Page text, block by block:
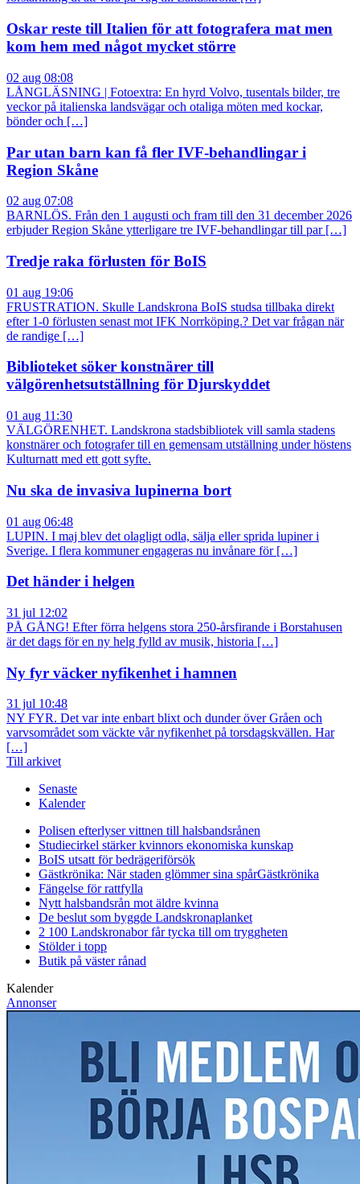
Oskar reste till Italien för att fotografera mat men
kom hem med något mycket större
02 aug 08:08
LÅNGLÄSNING | Fotoextra: En hyrd Volvo, tusentals bilder, tre
veckor på italienska landsvägar och otaliga möten med kockar,
bönder och […]
Par utan barn kan få fler IVF-behandlingar i
Region Skåne
02 aug 07:08
BARNLÖS. Från den 1 augusti och fram till den 31 december 2026
erbjuder Region Skåne ytterligare tre IVF-behandlingar till par […]
Tredje raka förlusten för BoIS
01 aug 19:06
FRUSTRATION. Skulle Landskrona BoIS studsa tillbaka direkt
efter 1-0 förlusten senast mot IFK Norrköping.? Det var frågan när
de randige […]
Biblioteket söker konstnärer till
välgörenhetsutställning för Djurskyddet
01 aug 11:30
VÄLGÖRENHET. Landskrona stadsbibliotek vill samla stadens
konstnärer och fotografer till en gemensam utställning under höstens
Kulturnatt med ett gott syfte.
Nu ska de invasiva lupinerna bort
01 aug 06:48
LUPIN. I maj blev det olagligt odla, sälja eller sprida lupiner i
Sverige. I flera kommuner engageras nu invånare för […]
Det händer i helgen
31 jul 12:02
PÅ GÅNG! Efter förra helgens stora 250-årsfirande i Borstahusen
är det dags för en ny helg fylld av musik, historia […]
Ny fyr väcker nyfikenhet i hamnen
31 jul 10:48
NY FYR. Det var inte enbart blixt och dunder över Gråen och
varvsområdet som väckte vår nyfikenhet på torsdagskvällen. Har
[…]
Till arkivet
Senaste
Kalender
Polisen efterlyser vittnen till halsbandsrånen
Studiecirkel stärker kvinnors ekonomiska kunskap
BoIS utsatt för bedrägeriförsök
Gästkrönika: När staden glömmer sina spårGästkrönika
Fängelse för rattfylla
Nytt halsbandsrån mot äldre kvinna
De beslut som byggde Landskronaplanket
2 100 Landskronabor får tycka till om tryggheten
Stölder i topp
Butik på väster rånad
Kalender
Annonser